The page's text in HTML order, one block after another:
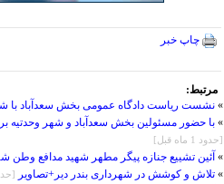
چاپ خبر
مرتبط:
» نشست ریاست دادگاه عمومی بخش سعدآباد با
» با حضور مسئولین بخش سعدآباد و شهر وحدتیه
[حدود 1 ماه قبل]
» آئین تشییع جنازه پیگر مطهر شهید مدافع وطن
» تلاش و کوشش در شهرداری بندر دیر+تصاویر [حدود 23